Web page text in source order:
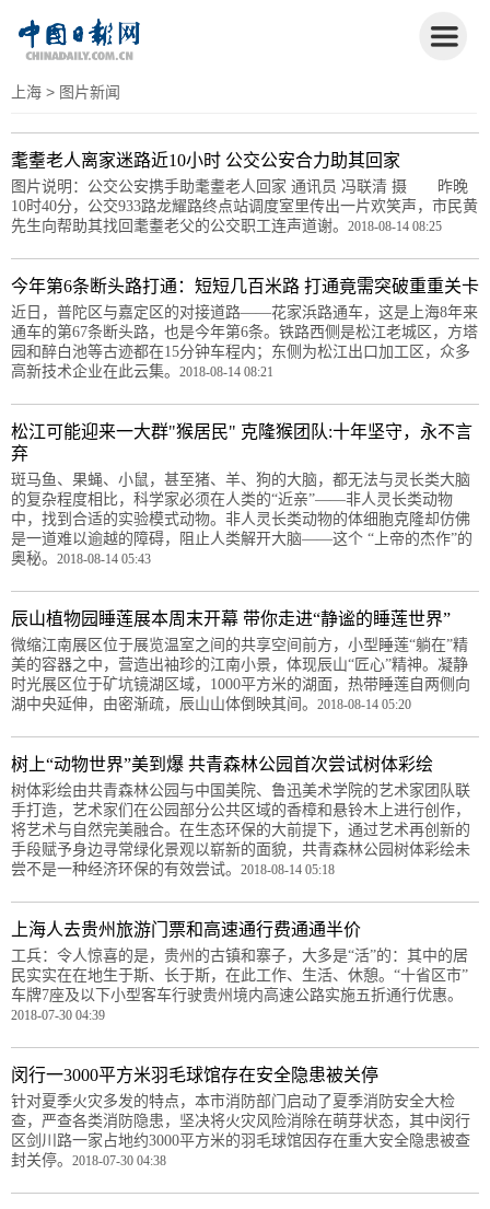
上海 > 图片新闻
耄耋老人离家迷路近10小时 公交公安合力助其回家
图片说明：公交公安携手助耄耋老人回家 通讯员 冯联清 摄 昨晚
10时40分，公交933路龙耀路终点站调度室里传出一片欢笑声，市民黄
先生向帮助其找回耄耋老父的公交职工连声道谢。 2018-08-14 08:25
今年第6条断头路打通：短短几百米路 打通竟需突破重重关卡
近日，普陀区与嘉定区的对接道路——花家浜路通车，这是上海8年来
通车的第67条断头路，也是今年第6条。铁路西侧是松江老城区，方塔
园和醉白池等古迹都在15分钟车程内；东侧为松江出口加工区，众多
高新技术企业在此云集。 2018-08-14 08:21
松江可能迎来一大群"猴居民" 克隆猴团队:十年坚守，永不言
弃
斑马鱼、果蝇、小鼠，甚至猪、羊、狗的大脑，都无法与灵长类大脑
的复杂程度相比，科学家必须在人类的“近亲”——非人灵长类动物
中，找到合适的实验模式动物。非人灵长类动物的体细胞克隆却仿佛
是一道难以逾越的障碍，阻止人类解开大脑——这个 “上帝的杰作”的
奥秘。 2018-08-14 05:43
辰山植物园睡莲展本周末开幕 带你走进“静谧的睡莲世界”
微缩江南展区位于展览温室之间的共享空间前方，小型睡莲“躺在”精
美的容器之中，营造出袖珍的江南小景，体现辰山“匠心”精神。凝静
时光展区位于矿坑镜湖区域，1000平方米的湖面，热带睡莲自两侧向
湖中央延伸，由密渐疏，辰山山体倒映其间。 2018-08-14 05:20
树上“动物世界”美到爆 共青森林公园首次尝试树体彩绘
树体彩绘由共青森林公园与中国美院、鲁迅美术学院的艺术家团队联
手打造，艺术家们在公园部分公共区域的香樟和悬铃木上进行创作，
将艺术与自然完美融合。在生态环保的大前提下，通过艺术再创新的
手段赋予身边寻常绿化景观以崭新的面貌，共青森林公园树体彩绘未
尝不是一种经济环保的有效尝试。 2018-08-14 05:18
上海人去贵州旅游门票和高速通行费通通半价
工兵：令人惊喜的是，贵州的古镇和寨子，大多是“活”的：其中的居
民实实在在地生于斯、长于斯，在此工作、生活、休憩。“十省区市”
车牌7座及以下小型客车行驶贵州境内高速公路实施五折通行优惠。
2018-07-30 04:39
闵行一3000平方米羽毛球馆存在安全隐患被关停
针对夏季火灾多发的特点，本市消防部门启动了夏季消防安全大检
查，严查各类消防隐患，坚决将火灾风险消除在萌芽状态，其中闵行
区剑川路一家占地约3000平方米的羽毛球馆因存在重大安全隐患被查
封关停。 2018-07-30 04:38